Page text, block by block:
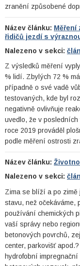
zranění způsobené
Název článku: Měření
řidičů jezdí s
Nalezeno v sekci:
Z výsledků měření
% lidí. Zbylých 72 %
případně o své vadě
testovaných, kde byl
negativně ovlivňuje
uvedlo, že v posledních
roce 2019 prováděl
podle měření ostrosti
Název článku:
Nalezeno v sekci:
Zima se blíží a po zimě
stavu, než očekáváme,
používání chemických
vaší správy nebo
betonových povrchů,
center, parkovišť
hydrofobní